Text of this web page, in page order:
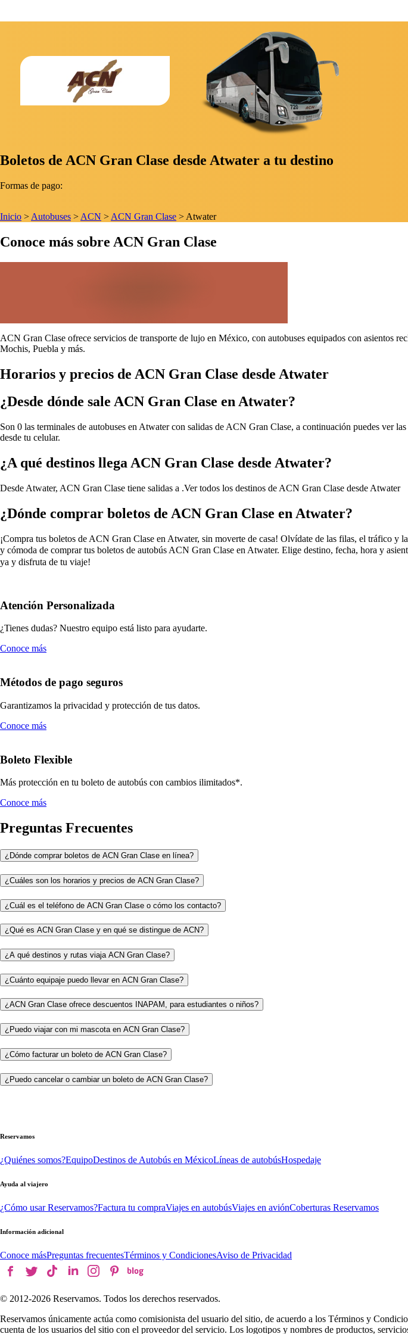
Boletos de ACN Gran Clase desde Atwater a tu destino
Formas de pago:
Inicio > Autobuses > ACN > ACN Gran Clase > Atwater
Conoce más sobre ACN Gran Clase
ACN Gran Clase ofrece servicios de transporte de lujo en México, con autobuses equipados con asientos
Mochis, Puebla y más.
Horarios y precios de ACN Gran Clase desde Atwater
¿Desde dónde sale ACN Gran Clase en Atwater?
Son 0 las terminales de autobuses en Atwater con salidas de ACN Gran Clase, a continuación puedes ver
desde tu celular.
¿A qué destinos llega ACN Gran Clase desde Atwater?
Desde Atwater, ACN Gran Clase tiene salidas a .Ver todos los destinos de ACN Gran Clase desde Atwater
¿Dónde comprar boletos de ACN Gran Clase en Atwater?
¡Compra tus boletos de ACN Gran Clase en Atwater, sin moverte de casa! Olvídate de las filas, el tráfico
y cómoda de comprar tus boletos de autobús ACN Gran Clase en Atwater. Elige destino, fecha, hora y
ya y disfruta de tu viaje!
Atención Personalizada
¿Tienes dudas? Nuestro equipo está listo para ayudarte.
Conoce más
Métodos de pago seguros
Garantizamos la privacidad y protección de tus datos.
Conoce más
Boleto Flexible
Más protección en tu boleto de autobús con cambios ilimitados*.
Conoce más
Preguntas Frecuentes
¿Dónde comprar boletos de ACN Gran Clase en línea?
¿Cuáles son los horarios y precios de ACN Gran Clase?
¿Cuál es el teléfono de ACN Gran Clase o cómo los contacto?
¿Qué es ACN Gran Clase y en qué se distingue de ACN?
¿A qué destinos y rutas viaja ACN Gran Clase?
¿Cuánto equipaje puedo llevar en ACN Gran Clase?
¿ACN Gran Clase ofrece descuentos INAPAM, para estudiantes o niños?
¿Puedo viajar con mi mascota en ACN Gran Clase?
¿Cómo facturar un boleto de ACN Gran Clase?
¿Puedo cancelar o cambiar un boleto de ACN Gran Clase?
Reservamos
¿Quiénes somos?EquipoDestinos de Autobús en MéxicoLíneas de autobúsHospedaje
Ayuda al viajero
¿Cómo usar Reservamos?Factura tu compraViajes en autobúsViajes en aviónCoberturas Reservamos
Información adicional
Conoce másPreguntas frecuentesTérminos y CondicionesAviso de Privacidad
© 2012-2026 Reservamos. Todos los derechos reservados.
Reservamos únicamente actúa como comisionista del usuario del sitio, de acuerdo a los Términos y
cuenta de los usuarios del sitio con el proveedor del servicio. Los logotipos y nombres de productos,